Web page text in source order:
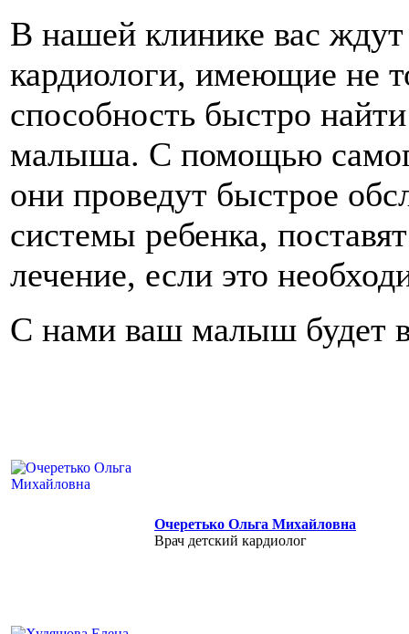
В нашей клинике вас
кардиологи, имеющие не
способность быстро
малыша. С помощью
они проведут быстрое
системы ребенка,
лечение, если это
С нами ваш малыш будет
Очеретько Ольга Михайловна
Врач детский кардиолог